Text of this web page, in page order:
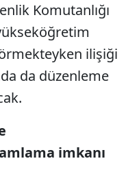
Komutanlığı
ilişiği
da düzenleme
imkanı